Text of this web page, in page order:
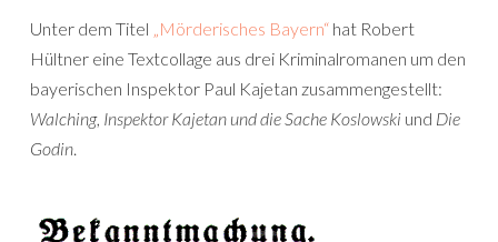
Unter dem Titel „Mörderisches Bayern“ hat Robert
Hültner eine Textcollage aus drei Kriminalromanen um den
bayerischen Inspektor Paul Kajetan zusammengestellt:
Walching, Inspektor Kajetan und die Sache Koslowski und Die
Godin